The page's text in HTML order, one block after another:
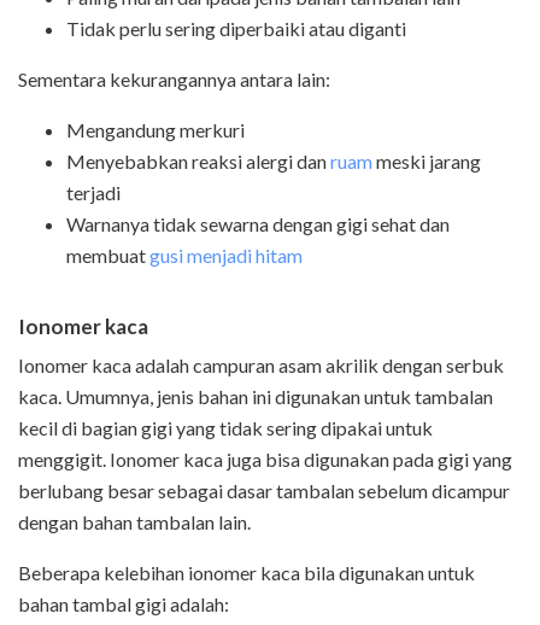
Tidak perlu sering diperbaiki atau diganti
Sementara kekurangannya antara lain:
Mengandung merkuri
Menyebabkan reaksi alergi danruammeski jarang
terjadi
Warnanya tidak sewarna dengan gigi sehat dan
membuatgusi menjadi hitam
Ionomer kaca
Ionomer kaca adalah campuran asam akrilik dengan serbuk
kaca. Umumnya, jenis bahan ini digunakan untuk tambalan
kecil di bagian gigi yang tidak sering dipakai untuk
menggigit. Ionomer kaca juga bisa digunakan pada gigi yang
berlubang besar sebagai dasar tambalan sebelum dicampur
dengan bahan tambalan lain.
Beberapa kelebihan ionomer kaca bila digunakan untuk
bahan tambal gigi adalah: